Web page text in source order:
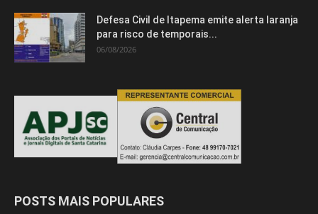
Defesa Civil de Itapema emite alerta laranja
para risco de temporais...
06/08/2026
POSTS MAIS POPULARES